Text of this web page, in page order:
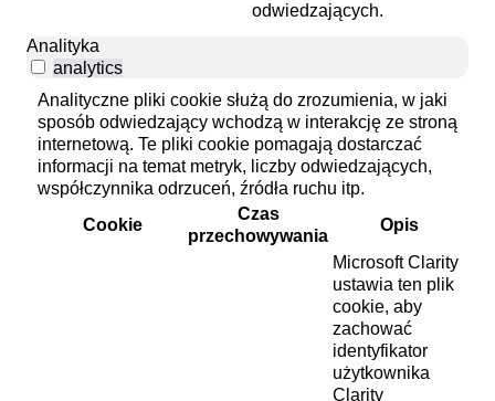
odwiedzających.
Analityka
analytics
Analityczne pliki cookie służą do zrozumienia, w jaki
sposób odwiedzający wchodzą w interakcję ze stroną
internetową. Te pliki cookie pomagają dostarczać
informacji na temat metryk, liczby odwiedzających,
współczynnika odrzuceń, źródła ruchu itp.
Cookie
Czas
przechowywania
Opis
Microsoft Clarity
ustawia ten plik
cookie, aby
zachować
identyfikator
użytkownika
Clarity